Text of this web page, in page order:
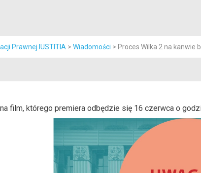
Prawnej IUSTITIA > Wiadomości > Proces Wilka 2 na kanwie
film, którego premiera odbędzie się 16 czerwca o